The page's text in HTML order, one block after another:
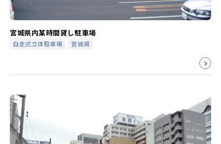
宮城県内某時間貸し駐車場
自走式立体駐車場 宮城県